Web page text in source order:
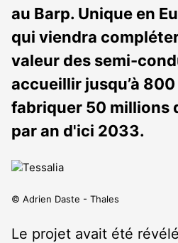
au Barp. Unique en
qui viendra
valeur des semi-
accueillir jusqu’à
fabriquer 50 millions
par an d'ici 2033.
© Adrien Daste - Thales
Le projet avait été